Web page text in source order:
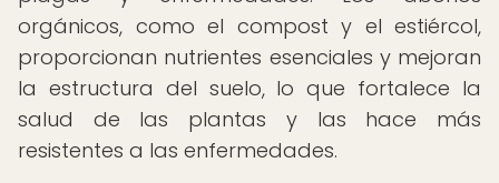
orgánicos, como el compost y el estiércol,
proporcionan nutrientes esenciales y mejoran
la estructura del suelo, lo que fortalece la
salud de las plantas y las hace más
resistentes a las enfermedades.